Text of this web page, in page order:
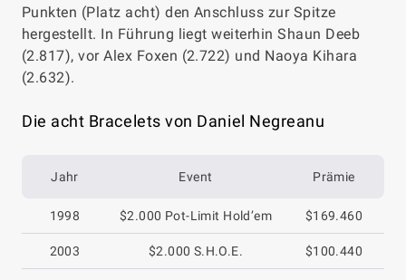
Punkten (Platz acht) den Anschluss zur Spitze
hergestellt. In Führung liegt weiterhin Shaun Deeb
(2.817), vor Alex Foxen (2.722) und Naoya Kihara
(2.632).
Die acht Bracelets von Daniel Negreanu
Jahr Event Prämie
1998 $2.000 Pot-Limit Hold’em $169.460
2003 $2.000 S.H.O.E. $100.440